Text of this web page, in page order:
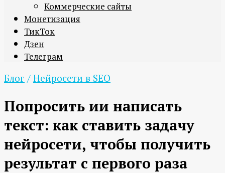
Коммерческие сайты
Монетизация
ТикТок
Дзен
Телеграм
Блог / Нейросети в SEO
Попросить ии написать
текст: как ставить задачу
нейросети, чтобы получить
результат с первого раза